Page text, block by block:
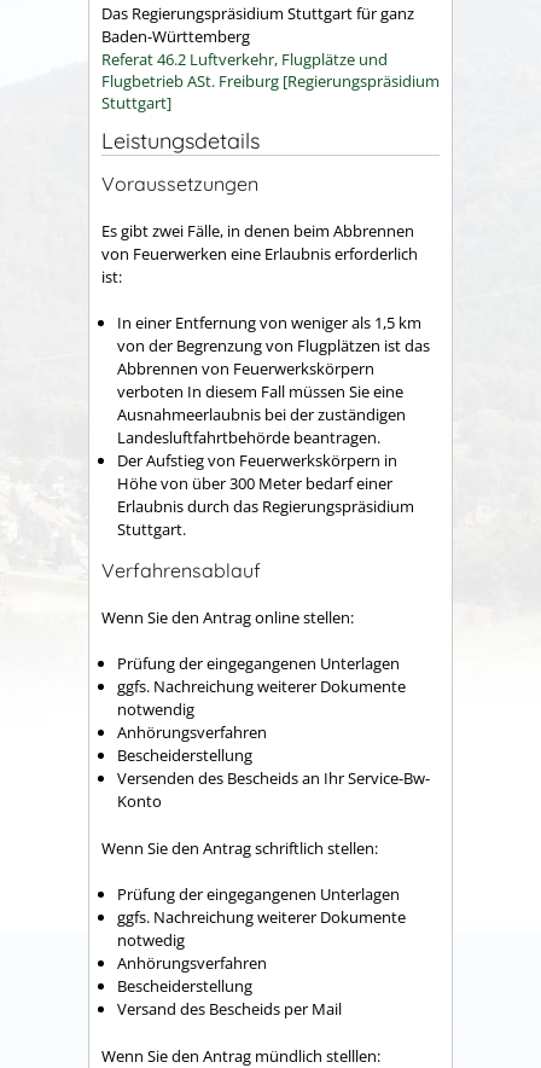
Das Regierungspräsidium Stuttgart für ganz
Baden-Württemberg
Referat 46.2 Luftverkehr, Flugplätze und
Flugbetrieb ASt. Freiburg [Regierungspräsidium
Stuttgart]
Leistungsdetails
Voraussetzungen
Es gibt zwei Fälle, in denen beim Abbrennen
von Feuerwerken eine Erlaubnis erforderlich
ist:
In einer Entfernung von weniger als 1,5 km
von der Begrenzung von Flugplätzen ist das
Abbrennen von Feuerwerkskörpern
verboten In diesem Fall müssen Sie eine
Ausnahmeerlaubnis bei der zuständigen
Landesluftfahrtbehörde beantragen.
Der Aufstieg von Feuerwerkskörpern in
Höhe von über 300 Meter bedarf einer
Erlaubnis durch das Regierungspräsidium
Stuttgart.
Verfahrensablauf
Wenn Sie den Antrag online stellen:
Prüfung der eingegangenen Unterlagen
ggfs. Nachreichung weiterer Dokumente
notwendig
Anhörungsverfahren
Bescheiderstellung
Versenden des Bescheids an Ihr Service-Bw-
Konto
Wenn Sie den Antrag schriftlich stellen:
Prüfung der eingegangenen Unterlagen
ggfs. Nachreichung weiterer Dokumente
notwedig
Anhörungsverfahren
Bescheiderstellung
Versand des Bescheids per Mail
Wenn Sie den Antrag mündlich stelllen: